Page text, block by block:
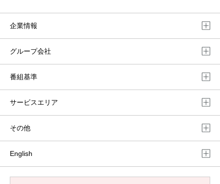
企業情報
グループ会社
番組基準
サービスエリア
その他
English